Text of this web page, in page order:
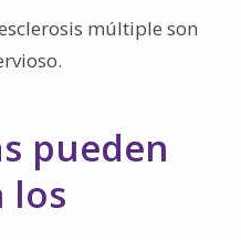
múltiple son
pueden
los